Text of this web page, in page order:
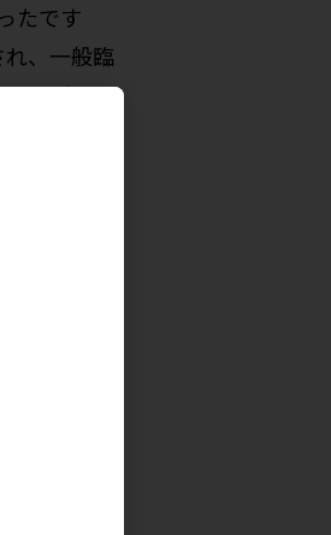
たです
、一般臨
われたこと
暁明館病
値を測っ
とりつか
大学に戻